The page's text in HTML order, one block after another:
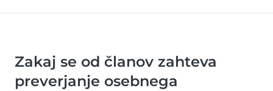
Zakaj se od članov zahteva
preverjanje osebnega